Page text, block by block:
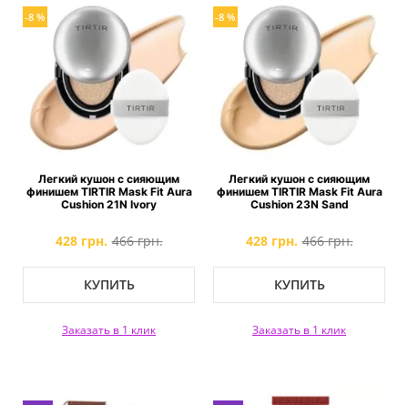
-8 %
Легкий кушон с сияющим
финишем TIRTIR Mask Fit Aura
Cushion 21N Ivory
428 грн. 466 грн.
КУПИТЬ
Заказать в 1 клик
-8 %
Легкий кушон с сияющим
финишем TIRTIR Mask Fit Aura
Cushion 23N Sand
428 грн. 466 грн.
КУПИТЬ
Заказать в 1 клик